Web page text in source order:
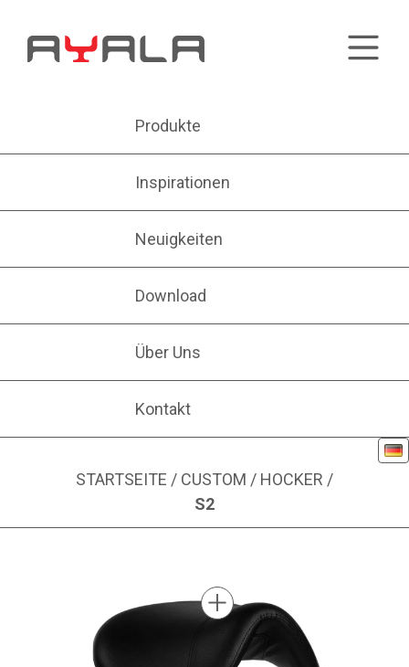
Produkte
Inspirationen
Neuigkeiten
Download
Über Uns
Kontakt
STARTSEITE / CUSTOM / HOCKER /
S2